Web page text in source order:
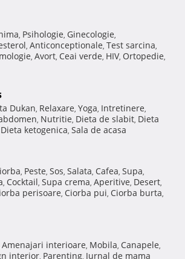
, Psihologie, Ginecologie,
, Anticonceptionale, Test sarcina,
, Avort, Ceai verde, HIV, Ortopedie,
Dukan, Relaxare, Yoga, Intretinere,
, Nutritie, Dieta de slabit, Dieta
Dieta ketogenica, Sala de acasa
, Peste, Sos, Salata, Cafea, Supa,
, Cocktail, Supa crema, Aperitive, Desert,
perisoare, Ciorba pui, Ciorba burta,
Amenajari interioare, Mobila, Canapele,
interior, Parenting, Jurnal de mama